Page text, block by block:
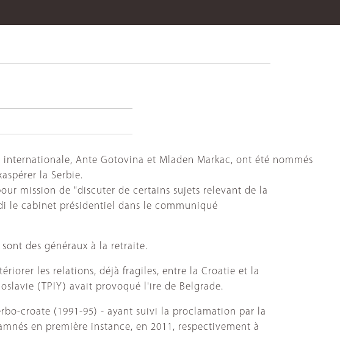
Ante Gotovina et Mladen Markac, ont été nommés
la Serbie.
mission de "discuter de certains sujets relevant de la
le cabinet présidentiel dans le communiqué
des généraux à la retraite.
les relations, déjà fragiles, entre la Croatie et la
(TPIY) avait provoqué l'ire de Belgrade.
croate (1991-95) - ayant suivi la proclamation par la
en première instance, en 2011, respectivement à